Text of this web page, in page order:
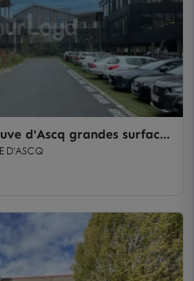
d'Ascq grandes surfaces
D'ASCQ